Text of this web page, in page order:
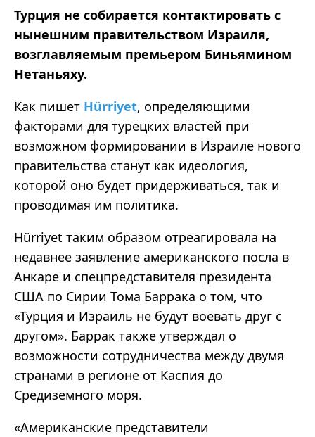
Турция не собирается контактировать с
нынешним правительством Израиля,
возглавляемым премьером Биньямином
Нетаньяху.
Как пишет Hürriyet, определяющими
факторами для турецких властей при
возможном формировании в Израиле нового
правительства станут как идеология,
которой оно будет придерживаться, так и
проводимая им политика.
Hürriyet таким образом отреагировала на
недавнее заявление американского посла в
Анкаре и спецпредставителя президента
США по Сирии Тома Баррака о том, что
«Турция и Израиль не будут воевать друг с
другом». Баррак также утверждал о
возможности сотрудничества между двумя
странами в регионе от Каспия до
Средиземного моря.
«Американские представители